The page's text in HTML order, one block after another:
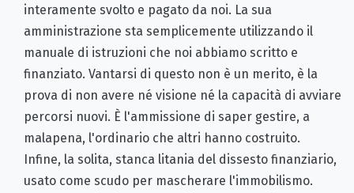
interamente svolto e pagato da noi. La sua
amministrazione sta semplicemente utilizzando il
manuale di istruzioni che noi abbiamo scritto e
finanziato. Vantarsi di questo non è un merito, è la
prova di non avere né visione né la capacità di avviare
percorsi nuovi. È l'ammissione di saper gestire, a
malapena, l'ordinario che altri hanno costruito.
Infine, la solita, stanca litania del dissesto finanziario,
usato come scudo per mascherare l'immobilismo.